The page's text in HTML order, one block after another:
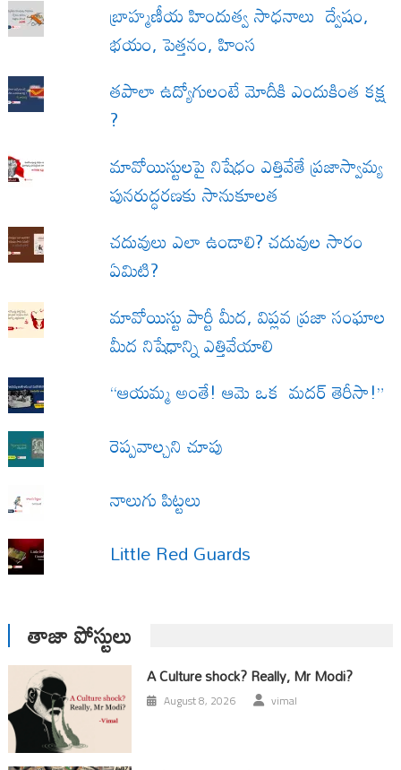
బ్రాహ్మణీయ హిందుత్వ సాధనాలు ద్వేషం,
భయం, పెత్తనం, హింస
త‌పాలా ఉద్యోగులంటే మోదీకి ఎందుకింత కక్ష
?
మావోయిస్టులపై నిషేధం ఎత్తివేతే ప్రజాస్వామ్య
పునరుద్ధరణకు సానుకూలత
చదువులు ఎలా ఉండాలి? చదువుల సారం
ఏమిటి?
మావోయిస్టు పార్టీ మీద, విప్లవ ప్రజా సంఘాల
మీద నిషేధాన్ని ఎత్తివేయాలి
“ఆయమ్మ అంతే! ఆమె ఒక మదర్ తెరీసా!”
రెప్పవాల్చని చూపు
నాలుగు పిట్టలు
Little Red Guards
తాజా పోస్టులు
A Culture shock? Really, Mr Modi?
August 8, 2026 vimal